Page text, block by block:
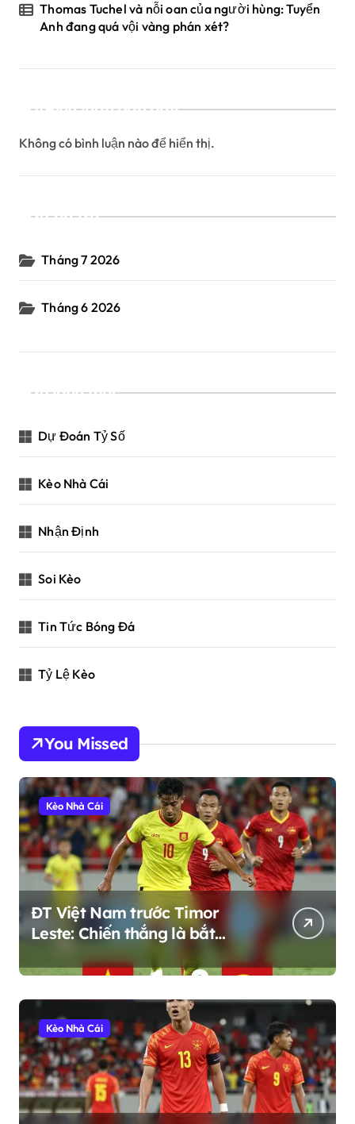
Thomas Tuchel và nỗi oan của người hùng: Tuyển
Anh đang quá vội vàng phán xét?
Bình luận gần đây
Không có bình luận nào để hiển thị.
Lưu trữ
Tháng 7 2026
Tháng 6 2026
Danh mục
Dự Đoán Tỷ Số
Kèo Nhà Cái
Nhận Định
Soi Kèo
Tin Tức Bóng Đá
Tỷ Lệ Kèo
You Missed
Kèo Nhà Cái
ĐT Việt Nam trước Timor
Leste: Chiến thắng là bắt
buộc, nhưng còn nhiều điều
hơn thế
Kèo Nhà Cái